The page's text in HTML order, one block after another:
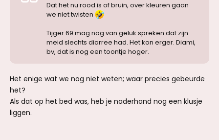
Dat het nu rood is of bruin, over kleuren gaan
we niet twisten
Tijger 69 mag nog van geluk spreken dat zijn
meid slechts diarree had. Het kon erger. Diami,
bv, dat is nog een toontje hoger.
Het enige wat we nog niet weten; waar precies gebeurde
het?
Als dat op het bed was, heb je naderhand nog een klusje
liggen.